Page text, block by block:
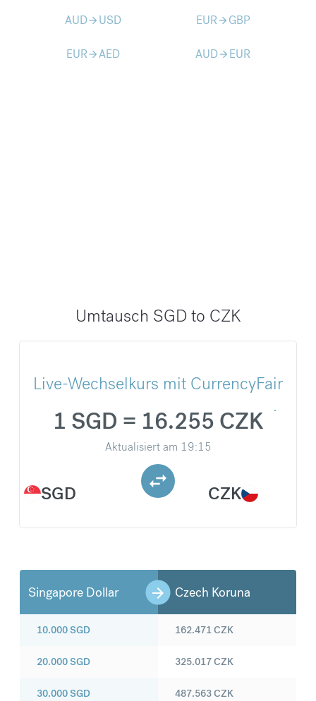
AUDarrow_forward USD EURarrow_forward GBP
EURarrow_forwardAED AUDarrow_forward EUR
Umtausch SGD to CZK
Live-Wechselkurs mit CurrencyFair
SGD
1 SGD = 16.255 CZK
Aktualisiert am 19:15
CZK
Singapore Dollar Czech Koruna
10.000SGD
20.000SGD
30.000SGD
162.471CZK
325.017CZK
487.563CZK